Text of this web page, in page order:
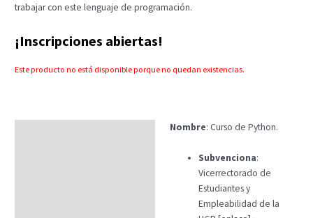
trabajar con este lenguaje de programación.
¡Inscripciones abiertas!
Este producto no está disponible porque no quedan existencias.
Nombre: Curso de Python.
Subvenciona:
Vicerrectorado de
Estudiantes y
Empleabilidad de la